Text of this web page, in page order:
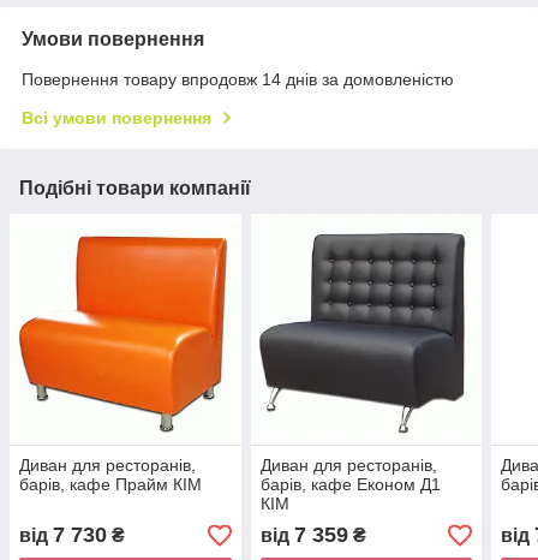
Умови повернення
Повернення товару впродовж 14 днів за домовленістю
Всі умови повернення
Подібні товари компанії
Диван для ресторанів,
барів, кафе Прайм КІМ
від 7 730 ₴
Диван для ресторанів,
барів, кафе Економ Д1
КІМ
від 7 359₴ від